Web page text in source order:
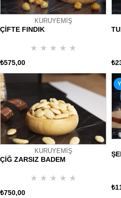
KURUYEMİŞ
ÇİFTE FINDIK
★ ★ ★ ★ ★
₺575,00
KURUYEMİŞ
ÇİĞ ZARSIZ BADEM
★ ★ ★ ★ ★
₺750,00